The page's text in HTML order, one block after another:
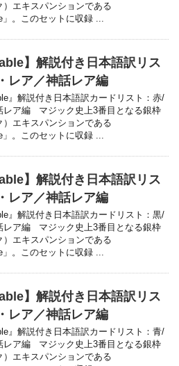
）エキスパンションである
」。このセットに収録 ...
】解説付き日本語訳リス
レア／神話レア編
』解説付き日本語訳カードリスト：赤/
レア編 マジック史上3番目となる銀枠
）エキスパンションである
」。このセットに収録 ...
】解説付き日本語訳リス
レア／神話レア編
』解説付き日本語訳カードリスト：黒/
レア編 マジック史上3番目となる銀枠
）エキスパンションである
」。このセットに収録 ...
】解説付き日本語訳リス
レア／神話レア編
』解説付き日本語訳カードリスト：青/
レア編 マジック史上3番目となる銀枠
）エキスパンションである